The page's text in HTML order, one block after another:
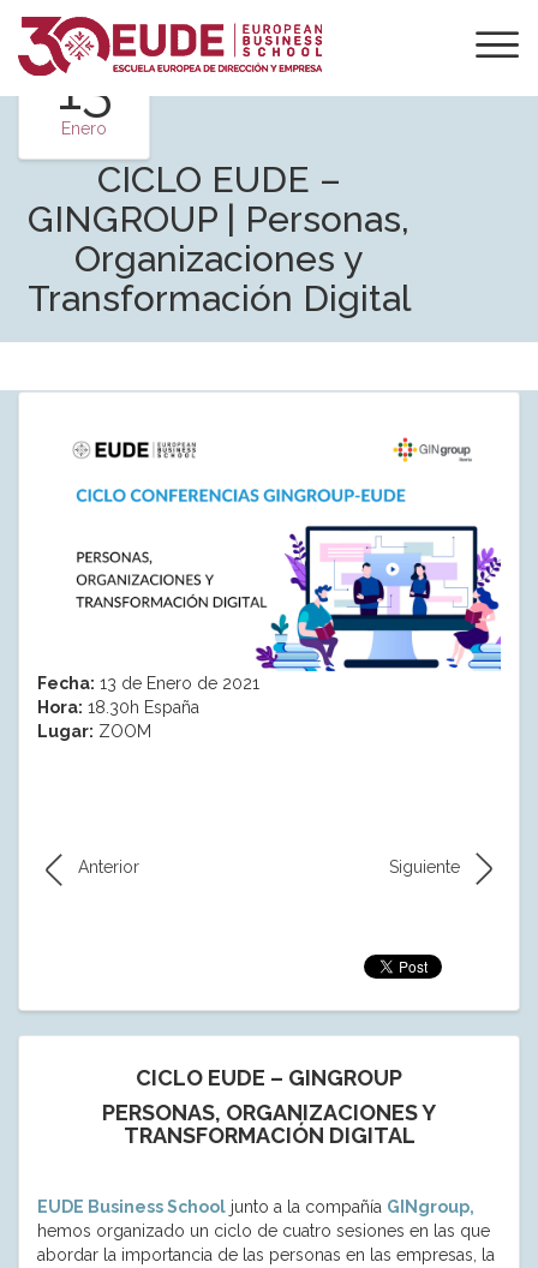
13
Enero
CICLO EUDE –
GINGROUP | Personas,
Organizaciones y
Transformación Digital
Fecha: 13 de Enero de 2021
Hora: 18.30h España
Lugar: ZOOM
Anterior Siguiente
CICLO EUDE – GINGROUP
PERSONAS, ORGANIZACIONES Y
TRANSFORMACIÓN DIGITAL
EUDE Business School junto a la compañía GINgroup,
hemos organizado un ciclo de cuatro sesiones en las que
abordar la importancia de las personas en las empresas, la